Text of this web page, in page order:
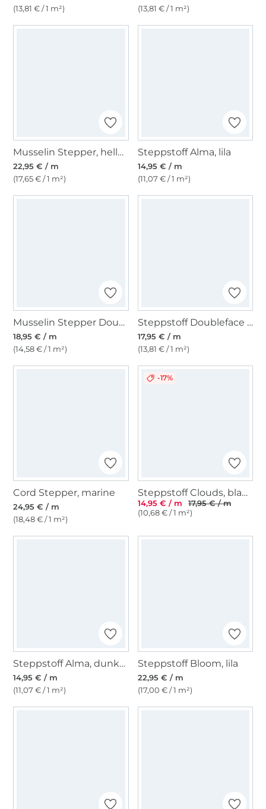
(13,81 € / 1 m²)
(13,81 € / 1 m²)
Musselin Stepper, helloliv
22,95 € / m
(17,65 € / 1 m²)
Steppstoff Alma, lila
14,95 € / m
(11,07 € / 1 m²)
Musselin Stepper Doubleface, weinrot- altrosa
18,95 € / m
(14,58 € / 1 m²)
Steppstoff Doubleface Enjoy Vintage Blossom, braun
17,95 € / m
(13,81 € / 1 m²)
Cord Stepper, marine
24,95 € / m
(18,48 € / 1 m²)
-17%
Steppstoff Clouds, blaugrau
14,95 € / m
17,95 € / m
(10,68 € / 1 m²)
Steppstoff Alma, dunkelrosé
14,95 € / m
(11,07 € / 1 m²)
Steppstoff Bloom, lila
22,95 € / m
(17,00 € / 1 m²)